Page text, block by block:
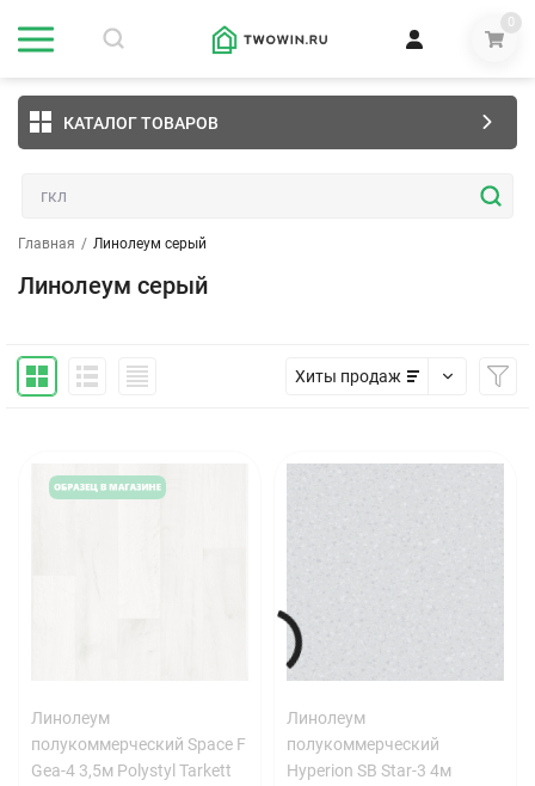
0
КАТАЛОГ ТОВАРОВ
Главная / Линолеум серый
Линолеум серый
Хиты продаж
Линолеум
полукоммерческий Space F
Gea-4 3,5м Polystyl Tarkett
Линолеум
полукоммерческий
Hyperion SB Star-3 4м